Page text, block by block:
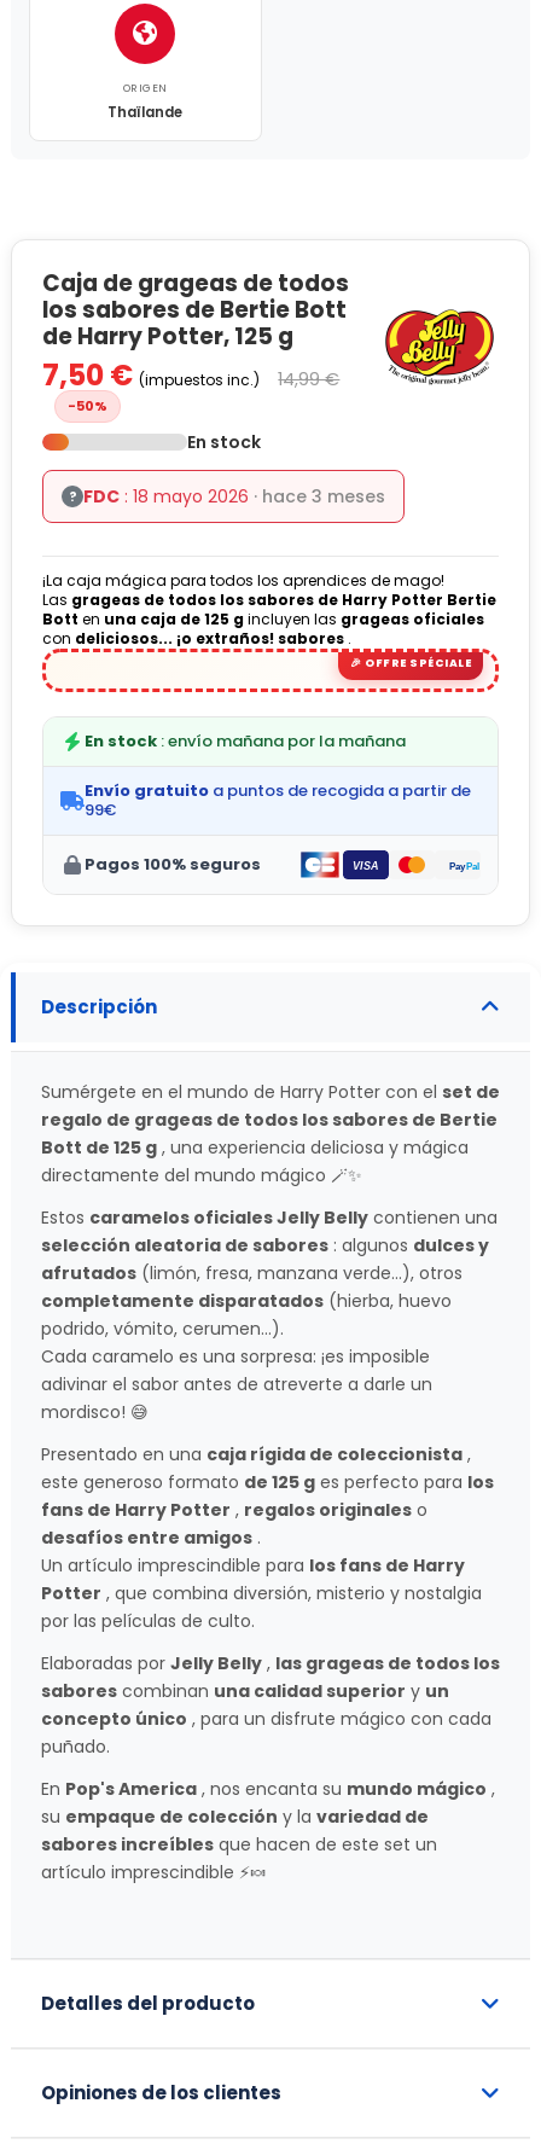
ORIGEN
Thaïlande
Caja de grageas de todos
los sabores de Bertie Bott
de Harry Potter, 125 g
7,50 € (impuestos inc.) 14,99 €
-50%
En stock
? FDC : 18 mayo 2026 · hace 3 meses
¡La caja mágica para todos los aprendices de mago!
Las grageas de todos los sabores de Harry Potter Bertie
Bott en una caja de 125 gincluyen las grageas oficiales
con deliciosos... ¡o extraños! sabores .
En stock : envío mañana por la mañana
Envío gratuito a puntos de recogida a partir de
99€
Pagos 100% seguros
Descripción
Sumérgete en el mundo de Harry Potter con el set de
regalo de grageas de todos los sabores de Bertie
Bott de 125 g , una experiencia deliciosa y mágica
directamente del mundo mágico 🪄✨
Estos caramelos oficiales Jelly Belly contienen una
selección aleatoria de sabores : algunos dulces y
afrutados (limón, fresa, manzana verde…), otros
completamente disparatados (hierba, huevo
podrido, vómito, cerumen…).
Cada caramelo es una sorpresa: ¡es imposible
adivinar el sabor antes de atreverte a darle un
mordisco! 😅
Presentado en una caja rígida de coleccionista ,
este generoso formato de 125 g es perfecto para los
fans de Harry Potter , regalos originales o
desafíos entre amigos .
Un artículo imprescindible para los fans de Harry
Potter , que combina diversión, misterio y nostalgia
por las películas de culto.
Elaboradas por Jelly Belly , las grageas de todos los
sabores combinan una calidad superior y un
concepto único , para un disfrute mágico con cada
puñado.
En Pop's America , nos encanta su mundo mágico ,
su empaque de colección y la variedad de
sabores increíbles que hacen de este set un
artículo imprescindible ⚡🍬
Detalles del producto
Opiniones de los clientes